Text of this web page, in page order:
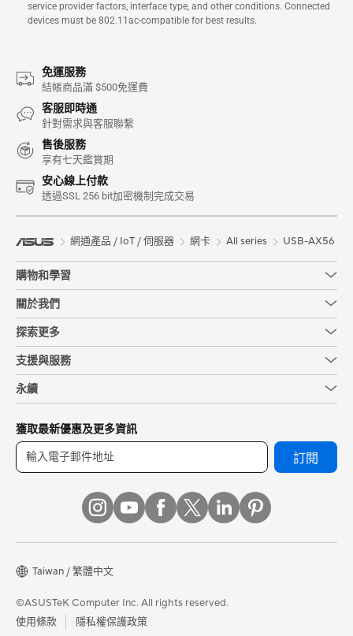
service provider factors, interface type, and other conditions. Connected
devices must be 802.11ac-compatible for best results.
免運服務
結帳商品滿 $500免運費
客服即時通
針對需求與客服聯繫
售後服務
享有七天鑑賞期
安心線上付款
透過SSL 256 bit加密機制完成交易
網通產品 / IoT / 伺服器 網卡 All series USB-AX56
購物和學習
關於我們
探索更多
支援與服務
永續
獲取最新優惠及更多資訊
訂閱
Taiwan / 繁體中文
©ASUSTeK Computer Inc. All rights reserved.
使用條款
隱私權保護政策